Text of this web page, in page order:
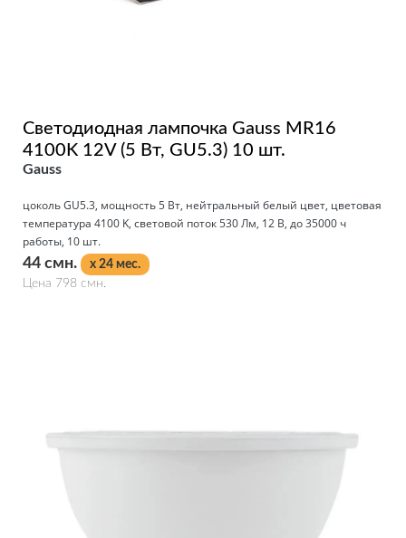
Светодиодная лампочка Gauss MR16
4100K 12V (5 Вт, GU5.3) 10 шт.
Gauss
цоколь GU5.3, мощность 5 Вт, нейтральный белый цвет, цветовая
температура 4100 K, световой поток 530 Лм, 12 В, до 35000 ч
работы, 10 шт.
44 смн.
x 24 мес.
Цена 798 смн.